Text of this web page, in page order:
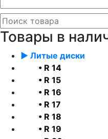
Товары в
► Литые диски
• R 14
• R 15
• R 16
• R 17
• R 18
• R 19